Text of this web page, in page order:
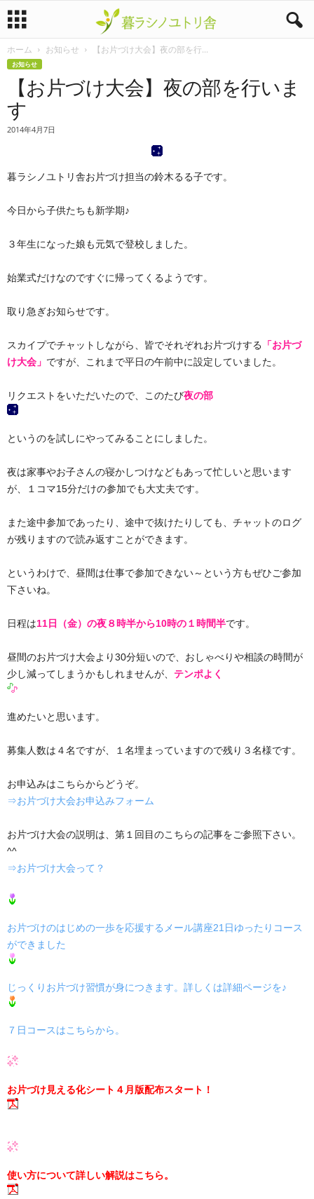
暮
ユ
ト
ホーム お知らせ 【お片づけ大会】夜の部を行...
お知らせ
【お片づけ大会】夜の部を行いま
す
2014年4月7日
暮ラシノユトリ舎お片づけ担当の鈴木るる子です。
今日から子供たちも新学期♪
３年生になった娘も元気で登校しました。
始業式だけなのですぐに帰ってくるようです。
取り急ぎお知らせです。
スカイプでチャットしながら、皆でそれぞれお片づけする
「お片づ
け大会」 ですが、これまで平日の午前中に設定していました。
リクエストをいただいたので、このたび夜の部
というのを試しにやってみることにしました。
夜は家事やお子さんの寝かしつけなどもあって忙しいと思います
が、１コマ15分だけの参加でも大丈夫です。
また途中参加であったり、途中で抜けたりしても、チャットのログ
が残りますので読み返すことができます。
というわけで、昼間は仕事で参加できない～という方もぜひご参加
下さいね。
日程は11日（金）の夜８時半から10時の１時間半です。
昼間のお片づけ大会より30分短いので、おしゃべりや相談の時間が
少し減ってしまうかもしれませんが、 テンポよく
進めたいと思います。
募集人数は４名ですが、１名埋まっていますので残り３名様です。
お申込みはこちらからどうぞ。
⇒お片づけ大会お申込みフォーム
お片づけ大会の説明は、第１回目のこちらの記事をご参照下さい。
^^
⇒お片づけ大会って？
お片づけのはじめの一歩を応援するメール講座21日ゆったりコース
ができました
じっくりお片づけ習慣が身につきます。詳しくは詳細ページを♪
７日コースはこちらから。
お片づけ見える化シート４月版配布スタート！
使い方について詳しい解説はこちら。